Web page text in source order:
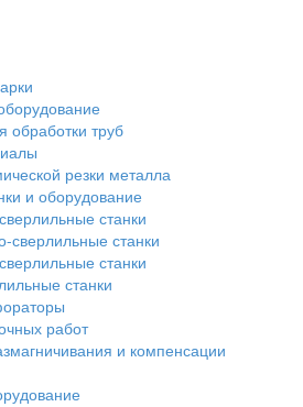
обработки труб
резки металла
и оборудование
станки
сверлильные станки
станки
станки
работ
и компенсации